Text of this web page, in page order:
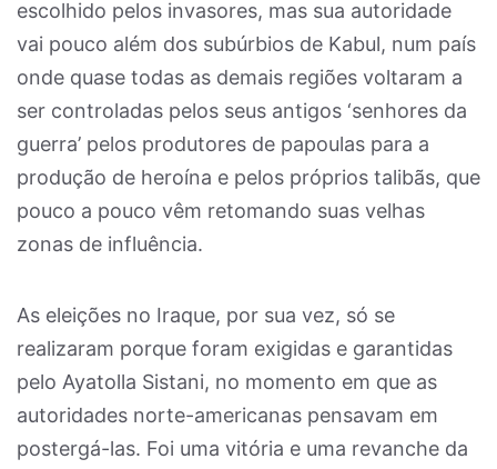
escolhido pelos invasores, mas sua autoridade
vai pouco além dos subúrbios de Kabul, num país
onde quase todas as demais regiões voltaram a
ser controladas pelos seus antigos ‘senhores da
guerra’ pelos produtores de papoulas para a
produção de heroína e pelos próprios talibãs, que
pouco a pouco vêm retomando suas velhas
zonas de influência.
As eleições no Iraque, por sua vez, só se
realizaram porque foram exigidas e garantidas
pelo Ayatolla Sistani, no momento em que as
autoridades norte-americanas pensavam em
postergá-las. Foi uma vitória e uma revanche da